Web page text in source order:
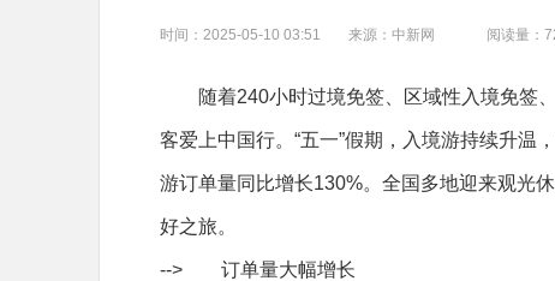
时间：2025-05-10 03:51 来源：中新网 阅读量：
随着240小时过境免签、区域性入境免签
客爱上中国行。“五一”假期，入境游持续升温
游订单量同比增长130%。全国多地迎来观光
好之旅。
--> 订单量大幅增长